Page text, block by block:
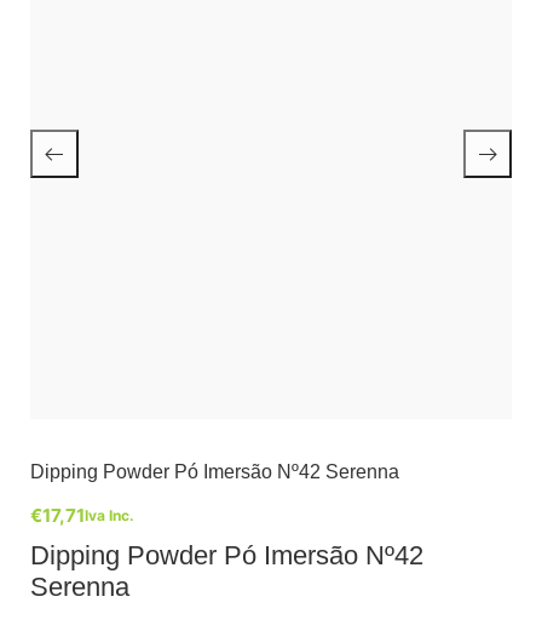
Dipping Powder Pó Imersão Nº42 Serenna
€17,71Iva Inc.
Dipping Powder Pó Imersão Nº42
Serenna